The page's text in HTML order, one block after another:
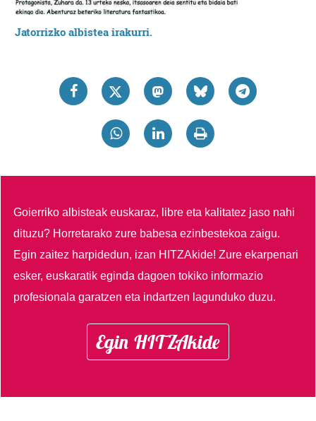
Jatorrizko albistea irakurri.
Goierriko albisteak euskaraz, libre eta kalitatez jaso nahi
dituzu? Horretarako zure babesa ezinbestekoa zaigu.
Egin zaitez harpidedun, izan HITZAkide!Zure ekarpenari
esker, euskaratik eginda dagoen tokiko informazio
profesionala garatzen eta indartzen lagunduko duzu.
Egin HITZAkide